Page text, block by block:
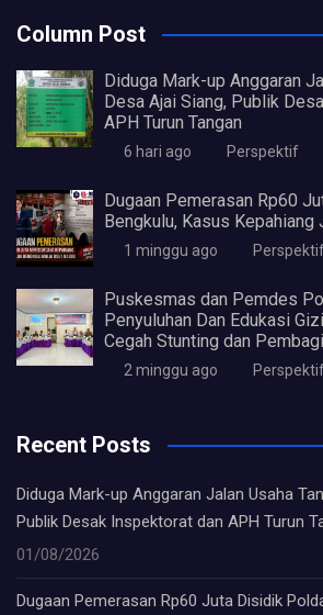
Column Post
Diduga Mark-up Anggaran
Desa Ajai Siang, Publik
APH Turun Tangan
6 hari ago Perspektif
Dugaan Pemerasan Rp60
Bengkulu, Kasus
1 minggu ago
Puskesmas dan Pemdes
Penyuluhan Dan Edukasi
Cegah Stunting dan
2 minggu ago
Recent Posts
Diduga Mark-up Anggaran Jalan Usaha
Publik Desak Inspektorat dan APH Turun
01/08/2026
Dugaan Pemerasan Rp60 Juta Disidik